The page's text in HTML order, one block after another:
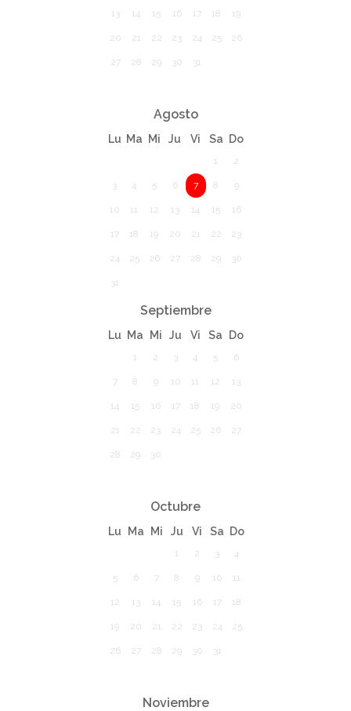
13 14 15 16 17 18 19
20 21 22 23 24 25 26
27 28 29 30 31
Agosto
Lu Ma Mi Ju Vi Sa Do
1 2
3 4 5 6 7 8 9
10 11 12 13 14 15 16
17 18 19 20 21 22 23
24 25 26 27 28 29 30
31
Septiembre
Lu Ma Mi Ju Vi Sa Do
1 2 3 4 5 6
7 8 9 10 11 12 13
14 15 16 17 18 19 20
21 22 23 24 25 26 27
28 29 30
Octubre
Lu Ma Mi Ju Vi Sa Do
1 2 3 4
5 6 7 8 9 10 11
12 13 14 15 16 17 18
19 20 21 22 23 24 25
26 27 28 29 30 31
Noviembre